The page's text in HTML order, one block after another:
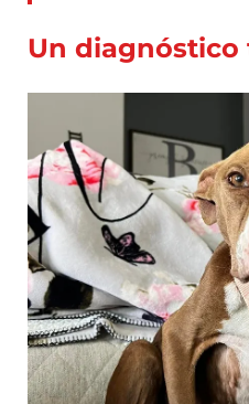
Un diagnóstico